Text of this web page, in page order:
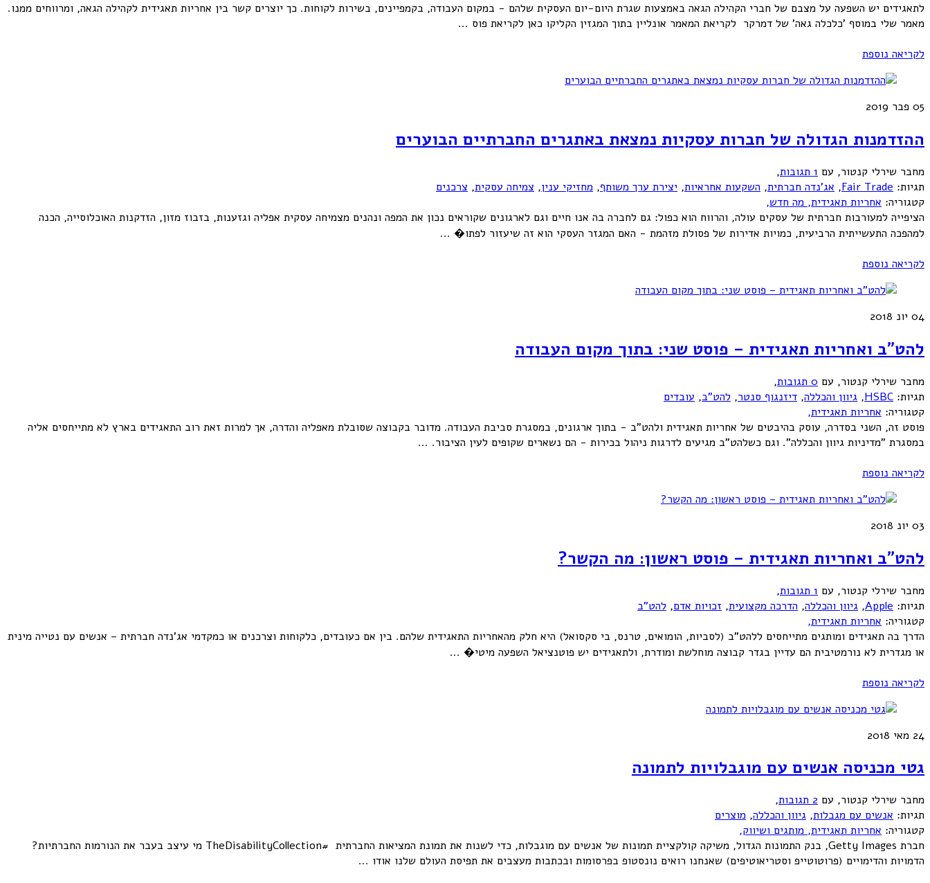
לתאגידים יש השפעה על מצבם של חברי הקהילה הגאה באמצעות שגרת היום-יום העסקית שלהם - במקום העבודה, בקמפיינים, בשירות לקוחות. כך יוצרים קשר בין אחריות תאגידית לקהילה הגאה, ומרווחים ממנו.
מאמר שלי במוסף 'כלכלה גאה' של דמרקר לקריאת המאמר אונליין בתוך המגזין הקליקו כאן לקריאת פוס ...
לקריאה נוספת
05 פבר 2019
ההזדמנות הגדולה של חברות עסקיות נמצאת באתגרים החברתיים הבוערים
מחבר שירלי קנטור, עם 1 תגובות
,
קטגוריה: אחריות תאגידית, מה חדש,
תגיות: Fair Trade
, אג'נדה חברתית, השקעות אחראיות, יצירת ערך משותף, מחזיקי ענין, צמיחה עסקית, צרכנים
הציפייה למעורבות חברתית של עסקים עולה, והרווח הוא כפול: גם לחברה בה אנו חיים וגם לארגונים שקוראים נכון את המפה ונהנים מצמיחה עסקית אפליה וגזענות, בזבוז מזון, הזדקנות האוכלוסייה, הכנה
למהפכה התעשייתית הרביעית, כמויות אדירות של פסולת מזהמת - האם המגזר העסקי הוא זה שיעזור לפתו� ...
לקריאה נוספת
04 יונ 2018
להט”ב ואחריות תאגידית – פוסט שני: בתוך מקום העבודה
מחבר שירלי קנטור, עם 0 תגובות
,
קטגוריה: אחריות תאגידית,
תגיות: HSBC
, גיוון והכללה, דיזנגוף סנטר, להט"ב, עובדים
פוסט זה, השני בסדרה, עוסק בהיבטים של אחריות תאגידית ולהט"ב - בתוך ארגונים, במסגרת סביבת העבודה. מדובר בקבוצה שסובלת מאפליה והדרה, אך למרות זאת רוב התאגידים בארץ לא מתייחסים אליה
במסגרת "מדיניות גיוון והכללה". וגם כשלהט"ב מגיעים לדרגות ניהול בכירות - הם נשארים שקופים לעין הציבור. ...
לקריאה נוספת
03 יונ 2018
להט”ב ואחריות תאגידית – פוסט ראשון: מה הקשר?
מחבר שירלי קנטור, עם 1 תגובות
,
קטגוריה: אחריות תאגידית,
תגיות: Apple
, גיוון והכללה, הדרכה מקצועית, זכויות אדם, להט"ב
הדרך בה תאגידים ומותגים מתייחסים ללהט"ב (לסביות, הומואים, טרנס, בי סקסואל) היא חלק מהאחריות התאגידית שלהם. בין אם כעובדים, כלקוחות וצרכנים או כמקדמי אג'נדה חברתית – אנשים עם נטייה מינית
או מגדרית לא נורמטיבית הם עדיין בגדר קבוצה מוחלשת ומודרת, ולתאגידים יש פוטנציאל השפעה מיטי� ...
לקריאה נוספת
24 מאי 2018
גטי מכניסה אנשים עם מוגבלויות לתמונה
מחבר שירלי קנטור, עם 2 תגובות
,
קטגוריה: אחריות תאגידית, מותגים ושיווק,
תגיות: אנשים עם מגבלות, גיוון והכללה, מוצרים
חברת Getty Images, בנק התמונות הגדול, משיקה קולקציית תמונות של אנשים עם מוגבלות, כדי לשנות את תמונת המציאות החברתית #TheDisabilityCollection מי עיצב בעבר את הנורמות החברתיות?
הדמויות והדימויים (פרוטוטייפ וסטריאוטיפים) שאנחנו רואים נונסטופ בפרסומות ובכתבות מעצבים את תפיסת העולם שלנו אודו ...